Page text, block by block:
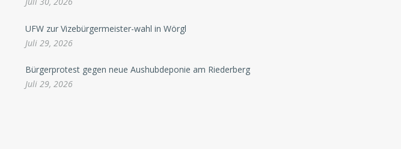
UFW zur Vizebürgermeister-wahl in Wörgl
Juli 29, 2026
Bürgerprotest gegen neue Aushubdeponie am Riederberg
Juli 29, 2026